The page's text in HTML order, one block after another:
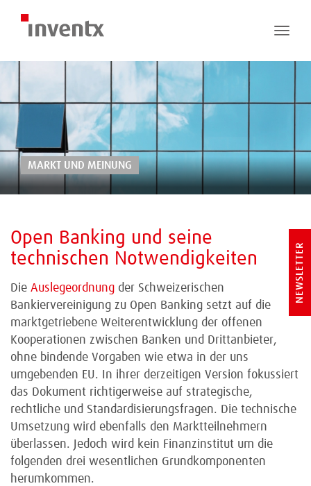
Toggle
MARKT UND MEINUNG
Open Banking und seine
technischen Notwendigkeiten
Die Auslegeordnung der Schweizerischen
Bankiervereinigung zu Open Banking setzt auf die
marktgetriebene Weiterentwicklung der offenen
Kooperationen zwischen Banken und Drittanbieter,
ohne bindende Vorgaben wie etwa in der uns
umgebenden EU. In ihrer derzeitigen Version fokussiert
das Dokument richtigerweise auf strategische,
rechtliche und Standardisierungsfragen. Die technische
Umsetzung wird ebenfalls den Marktteilnehmern
überlassen. Jedoch wird kein Finanzinstitut um die
folgenden drei wesentlichen Grundkomponenten
herumkommen.
NEWSLETTER